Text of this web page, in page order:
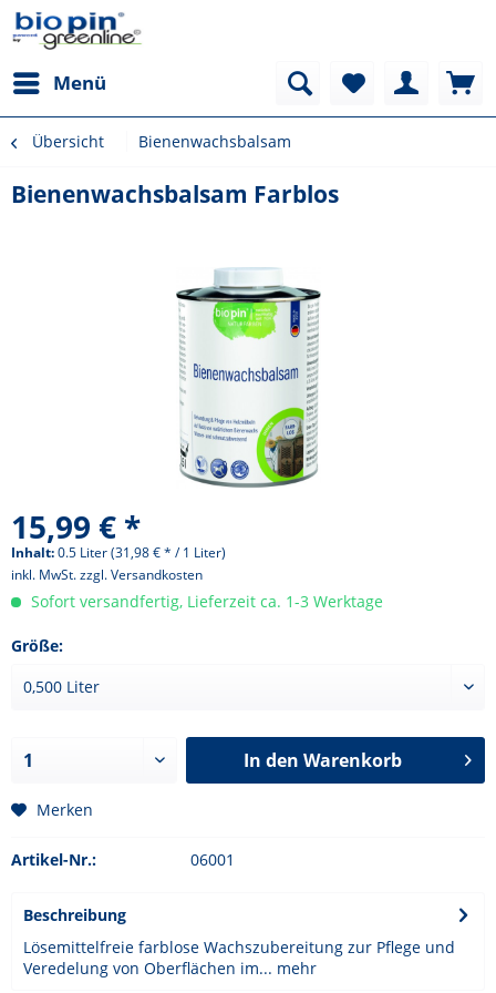
Menü
Übersicht Bienenwachsbalsam
Bienenwachsbalsam Farblos
15,99 € *
Inhalt:0.5 Liter (31,98 € * / 1 Liter)
inkl. MwSt.zzgl. Versandkosten
Sofort versandfertig, Lieferzeit ca. 1-3 Werktage
Größe:
In den Warenkorb
Merken
Artikel-Nr.: 06001
Beschreibung
Lösemittelfreie farblose Wachszubereitung zur Pflege und
Veredelung von Oberflächen im... mehr